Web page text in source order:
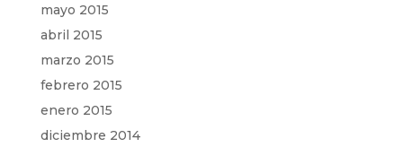
mayo 2015
abril 2015
marzo 2015
febrero 2015
enero 2015
diciembre 2014